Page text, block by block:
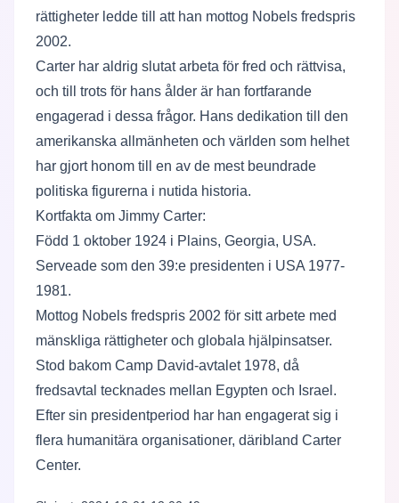
rättigheter ledde till att han mottog Nobels fredspris
2002.
Carter har aldrig slutat arbeta för fred och rättvisa,
och till trots för hans ålder är han fortfarande
engagerad i dessa frågor. Hans dedikation till den
amerikanska allmänheten och världen som helhet
har gjort honom till en av de mest beundrade
politiska figurerna i nutida historia.
Kortfakta om Jimmy Carter:
Född 1 oktober 1924 i Plains, Georgia, USA.
Serveade som den 39:e presidenten i USA 1977-
1981.
Mottog Nobels fredspris 2002 för sitt arbete med
mänskliga rättigheter och globala hjälpinsatser.
Stod bakom Camp David-avtalet 1978, då
fredsavtal tecknades mellan Egypten och Israel.
Efter sin presidentperiod har han engagerat sig i
flera humanitära organisationer, däribland Carter
Center.